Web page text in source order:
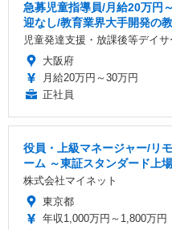
急募児童指導員/月給20万円
迎なし/教育業界大手開発の
児童発達支援・放課後等デイ
大阪府
月給20万円～30万円
正社員
役員・上級マネージャー/リ
ーム ～東証スタンダード上
株式会社マイネット
東京都
年収1,000万円～1,800万円